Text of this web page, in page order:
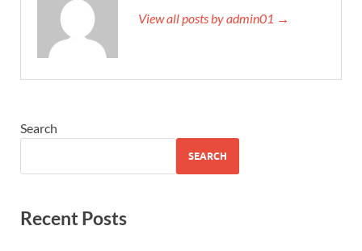
View all posts by admin01 →
Search
SEARCH
Recent Posts